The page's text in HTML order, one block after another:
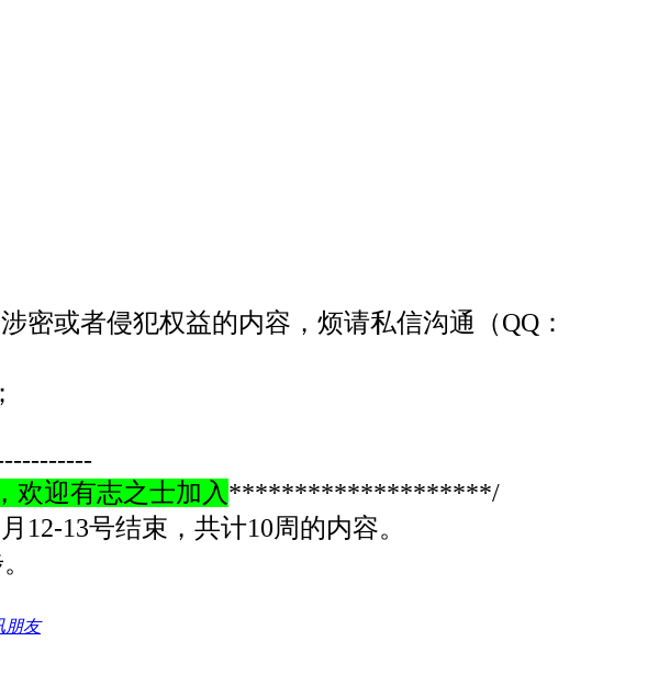
密或者侵犯权益的内容，烦请私信沟通
（QQ：
欢迎有志之士加入 ********************/
12-13号结束，共计10周的内容。
朋友